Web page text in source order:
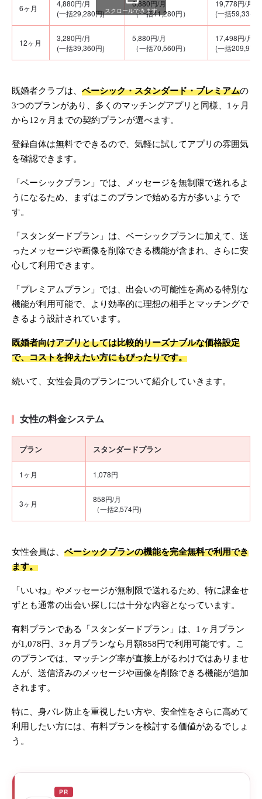
6ヶ月
4,880円/月
(一括29,280円)
6,880円/月
（一括41,280円）
19,778円/月
(一括59,334
12ヶ月
3,280円/月
(一括39,360円)
5,880円/月
（一括70,560円）
17,498円/月
(一括209,976
スクロールできます
既婚者クラブは、 ベーシック・スタンダード・プレミアムの
3つのプランがあり、多くのマッチングアプリと同様、1ヶ月
から12ヶ月までの契約プランが選べます。
登録自体は無料でできるので、気軽に試してアプリの雰囲気
を確認できます。
「ベーシックプラン」では、メッセージを無制限で送れるよ
うになるため、まずはこのプランで始める方が多いようで
す。
「スタンダードプラン」は、ベーシックプランに加えて、送
ったメッセージや画像を削除できる機能が含まれ、さらに安
心して利用できます。
「プレミアムプラン」では、出会いの可能性を高める特別な
機能が利用可能で、より効率的に理想の相手とマッチングで
きるよう設計されています。
既婚者向けアプリとしては比較的リーズナブルな価格設定
で、コストを抑えたい方にもぴったりです。
続いて、女性会員のプランについて紹介していきます。
女性の料金システム
プラン スタンダードプラン
1ヶ月 1,078円
3ヶ月
858円/月
（一括2,574円)
女性会員は、 ベーシックプランの機能を完全無料で利用でき
ます。
「いいね」やメッセージが無制限で送れるため、特に課金せ
ずとも通常の出会い探しには十分な内容となっています。
有料プランである「スタンダードプラン」は、1ヶ月プラン
が1,078円、3ヶ月プランなら月額858円で利用可能です。こ
のプランでは、マッチング率が直接上がるわけではありませ
んが、送信済みのメッセージや画像を削除できる機能が追加
されます。
特に、身バレ防止を重視したい方や、安全性をさらに高めて
利用したい方には、有料プランを検討する価値があるでしょ
う。
PR